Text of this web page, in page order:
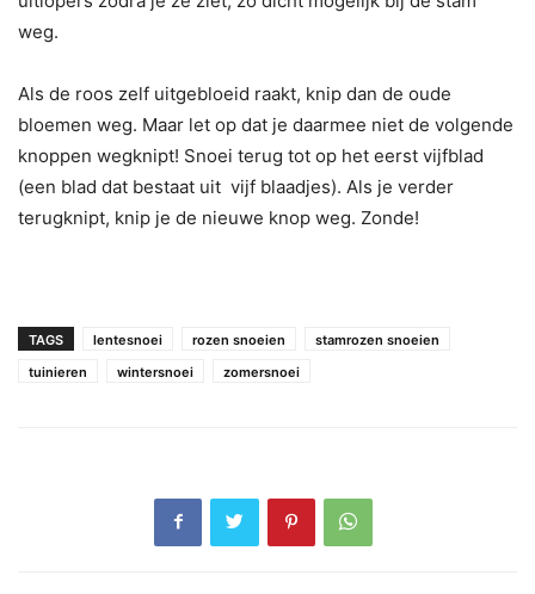
weg.
Als de roos zelf uitgebloeid raakt, knip dan de oude
bloemen weg. Maar let op dat je daarmee niet de volgende
knoppen wegknipt! Snoei terug tot op het eerst vijfblad
(een blad dat bestaat uit vijf blaadjes). Als je verder
terugknipt, knip je de nieuwe knop weg. Zonde!
TAGS lentesnoei rozen snoeien
stamrozen snoeien
tuinieren
wintersnoei zomersnoei